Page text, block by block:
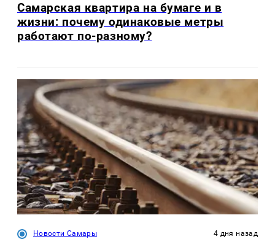
Самарская квартира на бумаге и в
жизни: почему одинаковые метры
работают по-разному?
Новости Самары 4 дня назад